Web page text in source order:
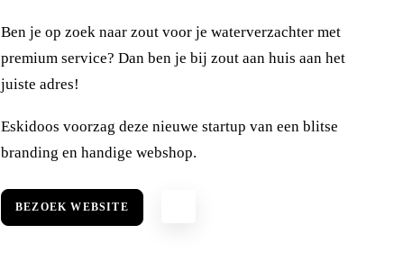
Ben je op zoek naar zout voor je waterverzachter met
premium service? Dan ben je bij zout aan huis aan het
juiste adres!
Eskidoos voorzag deze nieuwe startup van een blitse
branding en handige webshop.
BEZOEK WEBSITE